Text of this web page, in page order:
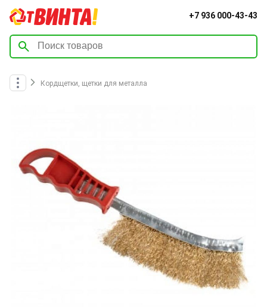
+7 936 000-43-43
Кордщетки, щетки для металла